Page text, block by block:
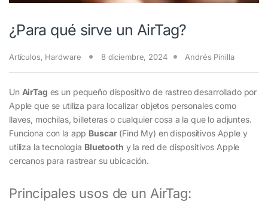
¿Para qué sirve un AirTag?
Artículos, Hardware 8 diciembre, 2024 Andrés Pinilla
Un AirTag es un pequeño dispositivo de rastreo desarrollado por
Apple que se utiliza para localizar objetos personales como
llaves, mochilas, billeteras o cualquier cosa a la que lo adjuntes.
Funciona con la app Buscar(Find My) en dispositivos Apple y
utiliza la tecnología Bluetooth y la red de dispositivos Apple
cercanos para rastrear su ubicación.
Principales usos de un AirTag: